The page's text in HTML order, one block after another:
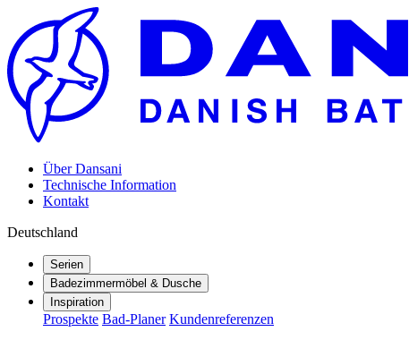
Über Dansani
Technische Information
Kontakt
Deutschland
Serien
Badezimmermöbel & Dusche
Inspiration
Prospekte Bad-Planer Kundenreferenzen